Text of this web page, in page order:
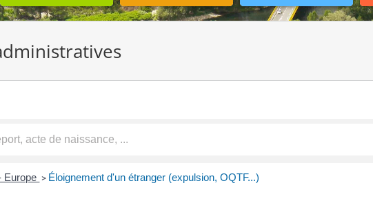
Europe > Éloignement d'un étranger (expulsion, OQTF...)